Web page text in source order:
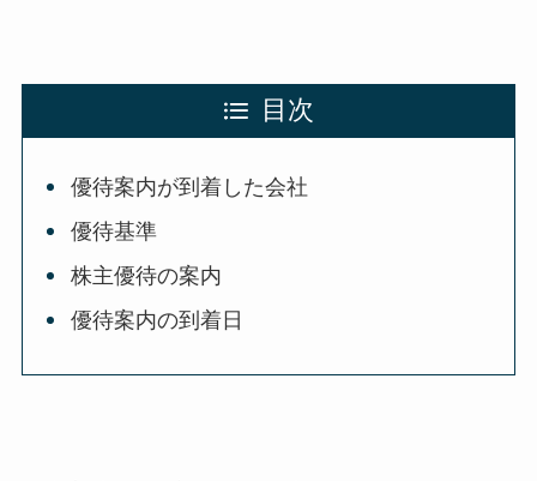
目次
優待案内が到着した会社
優待基準
株主優待の案内
優待案内の到着日